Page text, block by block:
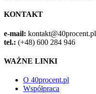
KONTAKT
e-mail: kontakt@40procent.pl
tel.: (+48) 600 284 946
WAŻNE LINKI
O 40procent.pl
Współpraca